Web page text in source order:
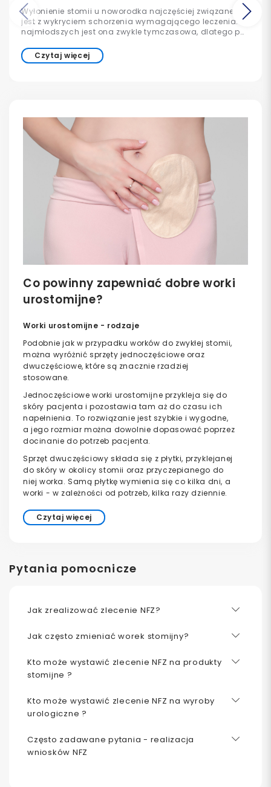
Wyłonienie stomii u noworodka najczęściej związane
jest z wykryciem schorzenia wymagającego leczenia. U
najmłodszych jest ona zwykle tymczasowa, dlatego po
jest odtwarzana.
Czytaj więcej
Poprzedni
Czytaj więcej
Co powinny zapewniać dobre worki
urostomijne?
Worki urostomijne - rodzaje
Podobnie jak w przypadku worków do zwykłej stomii,
można wyróżnić sprzęty jednoczęściowe oraz
dwuczęściowe, które są znacznie rzadziej
stosowane.
Jednoczęściowe worki urostomijne przykleja się do
skóry pacjenta i pozostawia tam aż do czasu ich
napełnienia. To rozwiązanie jest szybkie i wygodne,
a jego rozmiar można dowolnie dopasować poprzez
docinanie do potrzeb pacjenta.
Sprzęt dwuczęściowy składa się z płytki, przyklejanej
do skóry w okolicy stomii oraz przyczepianego do
niej worka. Samą płytkę wymienia się co kilka dni, a
worki - w zależności od potrzeb, kilka razy dziennie.
Pytania pomocnicze
Jak zrealizować zlecenie NFZ?
Jak często zmieniać worek stomijny?
Kto może wystawić zlecenie NFZ na produkty
stomijne ?
Kto może wystawić zlecenie NFZ na wyroby
urologiczne ?
Często zadawane pytania - realizacja
wniosków NFZ